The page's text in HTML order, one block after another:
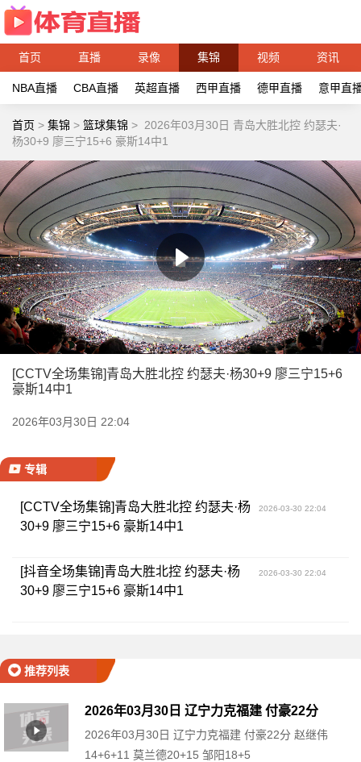
首页 直播 录像 集锦 视频 资讯
NBA直播 CBA直播 英超直播 西甲直播 德甲直播 意甲直
首页 > 集锦 > 篮球集锦 > 2026年03月30日 青岛大胜北控 约瑟夫·
杨30+9 廖三宁15+6 豪斯14中1
[CCTV全场集锦]青岛大胜北控 约瑟夫·杨30+9 廖三宁15+6
豪斯14中1
2026年03月30日 22:04
专辑
[CCTV全场集锦]青岛大胜北控 约瑟夫·杨
30+9 廖三宁15+6 豪斯14中1
2026-03-30 22:04
[抖音全场集锦]青岛大胜北控 约瑟夫·杨
30+9 廖三宁15+6 豪斯14中1
2026-03-30 22:04
推荐列表
2026年03月30日 辽宁力克福建 付豪22分
赵继伟14+6+11 莫兰德20+15 邹阳18+5
2026年03月30日 辽宁力克福建 付豪22分 赵继伟
14+6+11 莫兰德20+15 邹阳18+5